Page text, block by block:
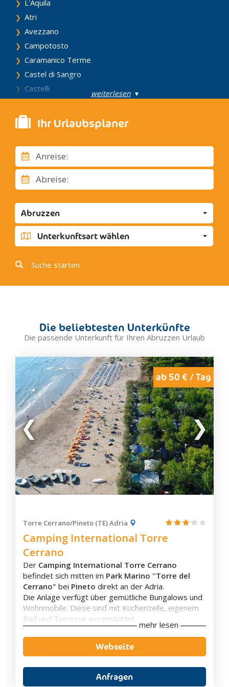
L'Aquila
Atri
Avezzano
Campotosto
Caramanico Terme
Castel di Sangro
Castelli
Chieti
Citta' Sant'Angelo
Civitella Del Tronto
Civitella Alfedena
Cocullo
Corfinio
Corvara
Fano Adriano
Fara San Martino
Fossacesia
Fossacesia Marina
Gamberale
Lama Dei Peligni
Lanciano
Loreto Aprutino
Magliano De' Marsi
Marina di Vasto
Martinsicuro
Montenerodomo
Montesilvano
Notaresco
Orsogna
Ortona
Ovindoli
Pescara
Pescasseroli
Pescocostanzo
Pietracamela
Pineto
Popoli
Prata D'Ansidonia
Rivisondoli
Rocca Di Cambio
Roccaraso
Roseto degli Abruzzi
weiterlesen▾
Ihr Urlaubsplaner
Anreise:
Abreise:
Abruzzen
Unterkunftsart wählen
Suche starten
Die beliebtesten Unterkünfte
Die passende Unterkunft für Ihren Abruzzen Urlaub
ab 50 € / Tag
Torre Cerrano/Pineto (TE) Adria
Camping International Torre
Cerrano
Der Camping International Torre Cerrano
befindet sich mitten im Park Marino "Torre del
Cerrano" bei Pineto direkt an der Adria.
Die Anlage verfügt über gemütliche Bungalows und
Wohnmobile. Diese sind mit Küchenzeile, eigenem
Bad und Terrasse ausgestattet.
Die Anlage bietet eineBarund einRestaurantmit
Veranda, in denen man die typischen lokalen
Gerichte und nationale Küche genießen kann.
mit der
blauen Flagge der FEE
als Synonym für klares Wasser steht. Zudem gibt es
mehr lesen
Webseite
Anfragen